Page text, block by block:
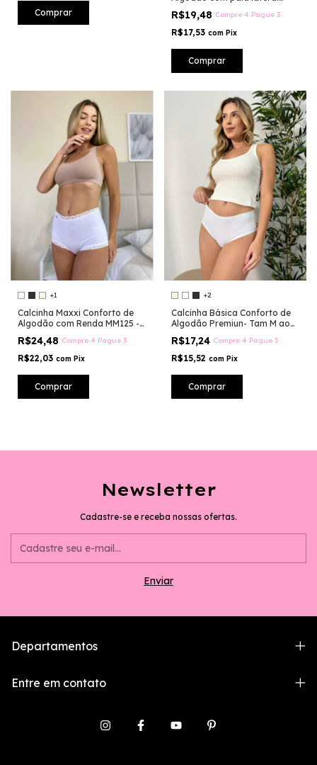
Comprar R$19,48 Compre 4 Pague 3
R$17,53 com Pix
Comprar
+1
Calcinha Maxxi Conforto de
Algodão com Renda MM125 -
Cintura Alta Le Moiselle
R$24,48 Compre 4 Pague 3
R$22,03 com Pix
Comprar
+2
Calcinha Básica Conforto de
Algodão Premiun- Tam M ao
60 - MM104/105
R$17,24 Compre 4 Pague 3
R$15,52 com Pix
Comprar
Newsletter
Cadastre-se e receba nossas ofertas.
Departamentos
Entre em contato